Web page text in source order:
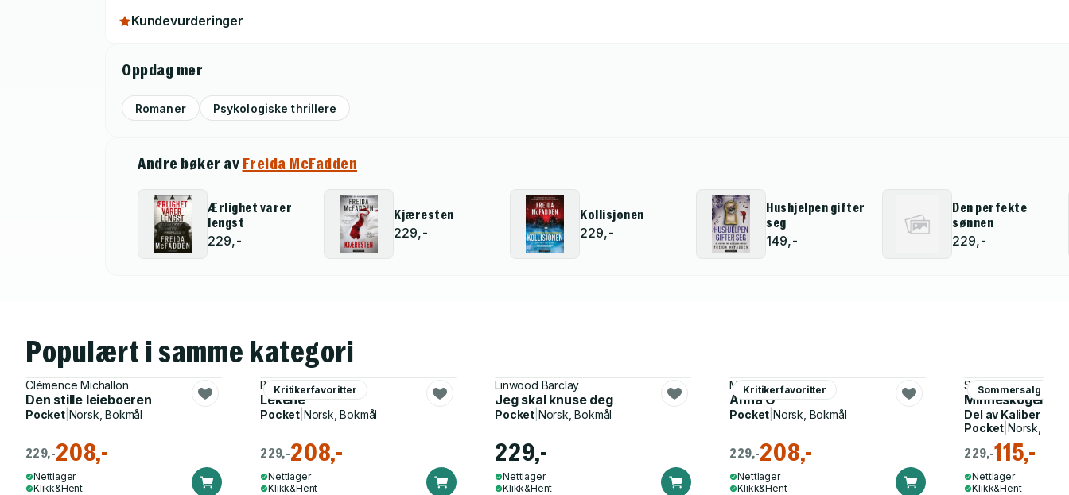
Kundevurderinger
Oppdag mer
Romaner Psykologiske thrillere
Andre bøker av Freida McFadden
Ærlighet varer
lengst
229,-
Kjæresten
229,-
Kollisjonen
229,-
Hushjelpen gifter
seg
149,-
Den perfekte
sønnen
229,-
Populært i samme kategori
Clémence Michallon
Den stille leieboeren
Pocket| Norsk, Bokmål
229,-208,-
Nettlager
Klikk&Hent
Kritikerfavoritter
Bo Svernström
Lekene
Pocket| Norsk, Bokmål
229,-208,-
Nettlager
Klikk&Hent
Linwood Barclay
Jeg skal knuse deg
Pocket Norsk, Bokmål
229,-
Nettlager
Klikk&Hent
Kritikerfavoritter
Matthew Blake
Anna O
Pocket Norsk, Bokmål
229,-208,-
Nettlager
Klikk&Hent
Sommersalg
Sam Lloyd
Minneskogen
Del av Kaliber
Pocket |Norsk,
229,-115,-
Nettlager
Klikk&Hent